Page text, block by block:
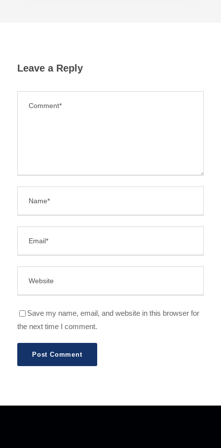
Leave a Reply
Save my name, email, and website in this browser for
the next time I comment.